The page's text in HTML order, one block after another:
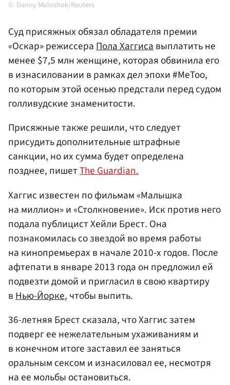
Danny Moloshok/Reuters
Cуд присяжных обязал обладателя премии
«Оскар» режиссераПола Хаггисавыплатить не
менее $7,5 млн женщине, которая обвинила его
в изнасиловании в рамках дел эпохи #MeToo,
по которым этой осенью предстали перед судом
голливудские знаменитости.
Присяжные также решили, что следует
присудить дополнительные штрафные
санкции, но их сумма будет определена
позднее, пишетThe Guardian.
Хаггис известен по фильмам «Малышка
на миллион» и «Столкновение». Иск против него
подала публицист Хейли Брест. Она
познакомилась со звездой во время работы
на кинопремьерах в начале 2010-х годов. После
афтепати в январе 2013 года он предложил ей
подвезти домой и пригласил в свою квартиру
в Нью-Йорке, чтобы выпить.
36-летняя Брест сказала, что Хаггис затем
подверг ее нежелательным ухаживаниям и
в конечном итоге заставил ее заняться
оральным сексом и изнасиловал ее, несмотря
на ее мольбы остановиться.